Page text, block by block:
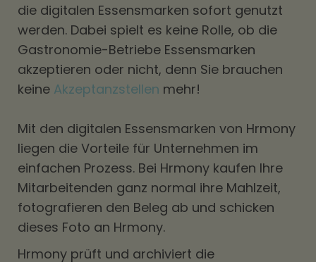
die digitalen Essensmarken sofort genutzt
werden. Dabei spielt es keine Rolle, ob die
Gastronomie-Betriebe Essensmarken
akzeptieren oder nicht, denn Sie brauchen
keine Akzeptanzstellen mehr!
Mit den digitalen Essensmarken von Hrmony
liegen die Vorteile für Unternehmen im
einfachen Prozess. Bei Hrmony kaufen Ihre
Mitarbeitenden ganz normal ihre Mahlzeit,
fotografieren den Beleg ab und schicken
dieses Foto an Hrmony.
Hrmony prüft und archiviert die